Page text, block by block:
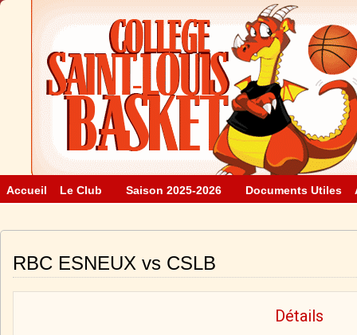
Accueil Le Club Saison 2025-2026 Documents Utiles
RBC ESNEUX vs CSLB
Détails